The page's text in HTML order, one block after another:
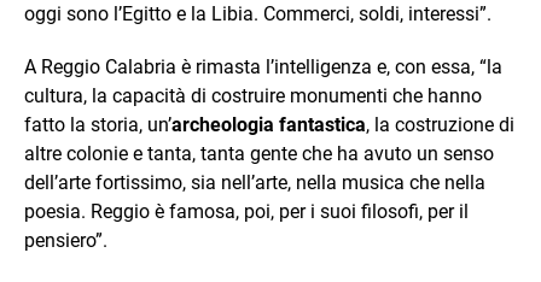
oggi sono l’Egitto e la Libia. Commerci, soldi, interessi”.
A Reggio Calabria è rimasta l’intelligenza e, con essa, “la
cultura, la capacità di costruire monumenti che hanno
fatto la storia, un’archeologia fantastica, la costruzione di
altre colonie e tanta, tanta gente che ha avuto un senso
dell’arte fortissimo, sia nell’arte, nella musica che nella
poesia. Reggio è famosa, poi, per i suoi filosofi, per il
pensiero”.